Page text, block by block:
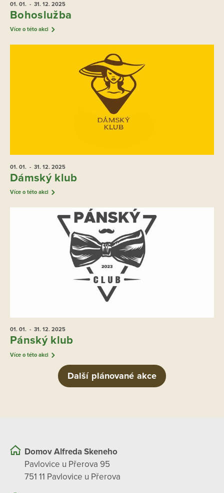
01. 01. - 31. 12. 2025
Bohoslužba
Více o této akci
01. 01. - 31. 12. 2025
Dámský klub
Více o této akci
01. 01. - 31. 12. 2025
Pánský klub
Více o této akci
Další plánované akce
Domov Alfreda Skeneho
Pavlovice u Přerova 95
751 11 Pavlovice u Přerova